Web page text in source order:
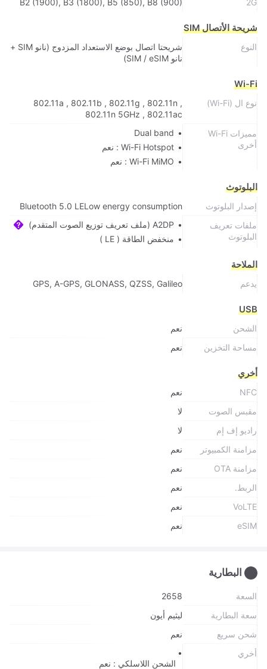
2G
B2 (1900), B3 (1800), B5 (850), B8 (900)
شريحة الأتصال SIM
النوع
شريحتا اتصال بوضع الاستعداد المزدوج (نانو SIM +
نانو SIM / eSIM)
Wi-Fi
نوع ال (Wi-Fi)
802.11a , 802.11b , 802.11g , 802.11n ,
802.11n 5GHz , 802.11ac
مميزات Wi-Fi
أخرى
Dual band
Wi-Fi Hotspot : نعم
Wi-Fi MiMO : نعم
البلوتوث
إصدار البلوتوث
Bluetooth 5.0 LELow energy consumption
ملفات تعريف
البلوتوث
A2DP (ملف تعريف توزيع الصوت المتقدم)
منخفض الطاقة ( LE )
الملاحة
يدعم GPS, A-GPS, GLONASS, QZSS, Galileo
USB
الشحن
نعم
مساحة التخزين
نعم
أخري
NFC
نعم
مقبس الصوت
لا
راديو إف إم
لا
مزامنة الكمبيوتر
نعم
مزامنة OTA
نعم
الربط.
نعم
VoLTE
نعم
eSIM
نعم
البطارية
السعة
2658
سعة البطارية
ليثيم أيون
شحن سريع
نعم
أخري
الشحن اللاسلكي : نعم